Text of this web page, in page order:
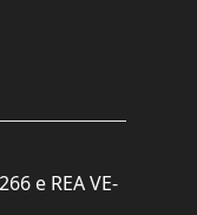
e REA VE-